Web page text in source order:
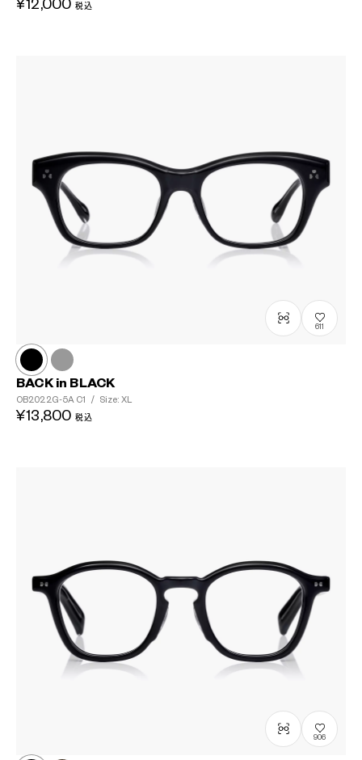
¥12,000 税込
611
BACK in BLACK
OB2022G-5A C1 / Size: XL
¥13,800 税込
906